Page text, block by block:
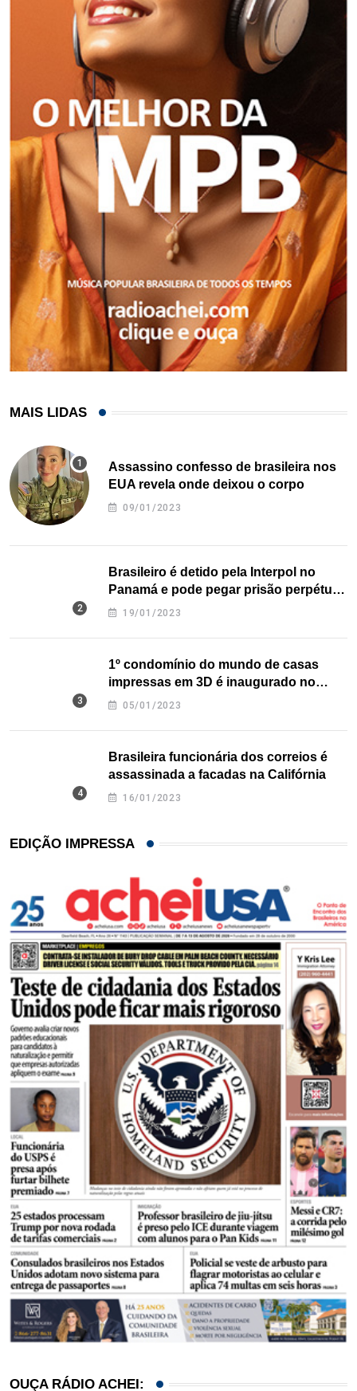
MAIS LIDAS
Assassino confesso de brasileira nos
EUA revela onde deixou o corpo
09/01/2023
Brasileiro é detido pela Interpol no
Panamá e pode pegar prisão perpétua
nos EUA
19/01/2023
1º condomínio do mundo de casas
impressas em 3D é inaugurado no
Texas
05/01/2023
Brasileira funcionária dos correios é
assassinada a facadas na Califórnia
16/01/2023
EDIÇÃO IMPRESSA
OUÇA RÁDIO ACHEI: